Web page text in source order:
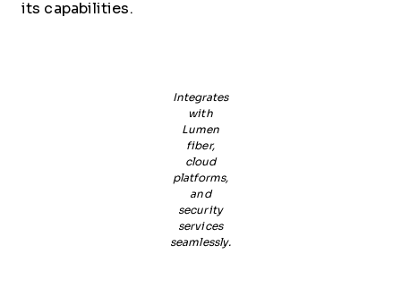
its capabilities.
Integrates
with
Lumen
fiber,
cloud
platforms,
and
security
services
seamlessly.